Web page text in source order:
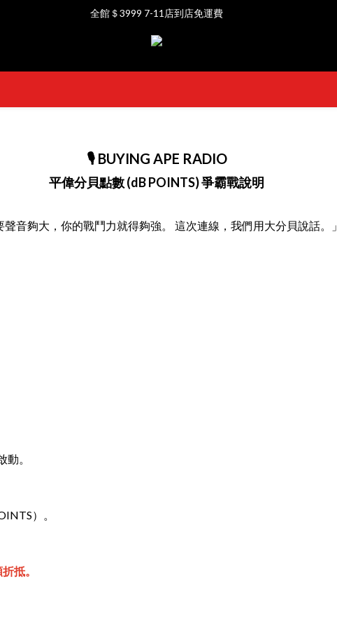
全館＄3999 7-11店到店免運費
全館＄3999 7-11店到店免運費
💳支援信用卡、Apple Pay、網銀轉帳等支付方式
🎙️ BUYING APE RADIO
平偉分貝點數 (dB POINTS) 爭霸戰說明
聲音夠大，你的戰鬥力就得夠強。 這次連線，我們用大分貝說話。」
動。
）。
抵。